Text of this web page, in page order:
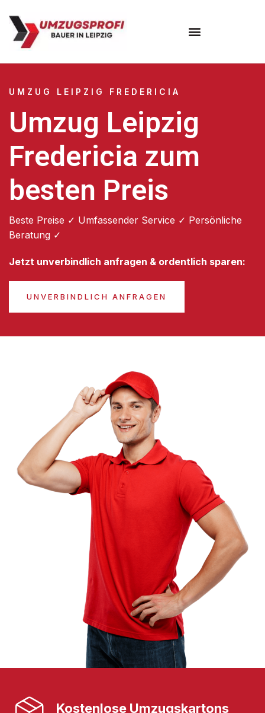
UMZUG LEIPZIG FREDERICIA
Umzug Leipzig
Fredericia zum
besten Preis
Beste Preise ✓ Umfassender Service ✓ Persönliche
Beratung ✓
Jetzt unverbindlich anfragen & ordentlich sparen:
UNVERBINDLICH ANFRAGEN
Kostenlose Umzugskartons